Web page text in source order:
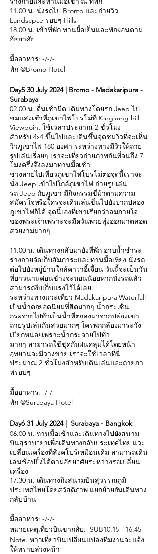
11.00 น. นั่งรถไป Bromo และถ่ายวิว
Landscpae รอบๆ Hills
18.00 น. เข้าที่พัก ทานมื้อเย็นและพักผ่อนตาม
อัธยาศัย
มื้ออาหาร: -/-/-
พัก @Bromo Hotel
Day5 30 July 2024 | Bromo - Madakaripura -
Surabaya
02.00 น. ตื่นเช้ามืด เดินทางโดยรถ Jeep ไป
ชมแสงเช้าที่ภูเขาไฟโบรโม่ที่ Kingkong hill
Viewpoint ใช้เวลาประมาณ 2 ชั่วโมง
สำหรับ 4x4 ขึ้นไปและเดินขึ้นจุดชมวิวที่จะเห็น
วิวภูเขาไฟ 180 องศา ระหว่างทางมีวิวให้ถ่าย
รูปเล่นเรื่อยๆ เราจะเที่ยวถ่ายภาพกันที่จนถึง 7
โมงครึ่งจึงลงมาทานมื้อเช้า
ช่วงสายไปเที่ยวภูเขาไฟโบรโม่ต่อจุดนี้เราจะ
นั่ง Jeep เข้าไปใกล้ภูเขาไฟ ถ่ายรูปเล่น
รถ Jeep กับภูเขา มีกิจกรรมขี่ม้าตามความ
สมัครใจหรือใครจะเดินเล่นขึ้นไปยังปากปล่อง
ภูเขาไฟก็ได้ จุดนี้เองที่เขาเรียกว่าลมภายใจ
ของพระเจ้าเพราะจะมีควันพวยพุ่งออกมาตลอด
สวยงามมากๆ
11.00 น. เดินทางกลับมายังที่พัก อาบน้ำชำระ
ร่างกายจัดเก็บสัมภาระและทานมื้อเที่ยง นั่งรถ
ต่อไปยังหมู่บ้านใกล้คาวาอี้เจี้ยน วันนี้จะเป็นวัน
ที่ยาวนานค่อนข้างจะนอนน้อยหากนั่งรถแล้ว
สามารถงีบเก็บแรงไว้ได้เลย
ระหว่างทางแวะเที่ยว Madakaripura Waterfall
เป็นน้ำตกยอดนิยมที่ฮิตมากๆ น้ำกระเซ็น
กระจายไปทั่วเป็นน้ำที่ตกลงมาจากปล่องเขา
ถ่ายรูปเล่นกันสวยมากๆ ใครพกกล้องมาระวัง
เปียกหน่อยเพราะน้ำกระจายไปทั่ว
มากๆ สามารถใช้ชุดกันฝนคลุมได้โดยหน้า
อุทยานจะมีวางขาย เราจะใช้เวลาที่นี่
ประมาณ 2 ชั่วโมงสำหรับเดินเล่นและถ่ายภา
พรอบๆ
มื้ออาหาร: -/-/-
พัก @Surabaya Hotel
Day6 31 July 2024 | Surabaya - Bangkok
06.00 น. ทานมื้อเช้าและเดินทางไปยังสนาม
บินสุราบายาเพื่อเดินทางกลับประเทศไทย แวะ
เปลี่ยนเครื่องที่สิงคโปร์เหมือนเดิม สามารถเดิน
เล่นช้อปปิ้งได้ตามอัธยาศัยระหว่างรอเปลี่ยน
เครื่อง
17.30 น. เดินทางถึงสนามบินสุวรรณภูมิ
ประเทศไทยโดยสวัสดิภาพ แยกย้ายกันเดินทาง
กลับบ้าน
มื้ออาหาร: -/-/-
หมายเหตุเที่ยวบินขากลับ: SUB10.15 - 16.45
Note. หากเที่ยวบินเปลี่ยนแปลงทีมงานจะแจ้ง
ให้ทราบล่วงหน้า